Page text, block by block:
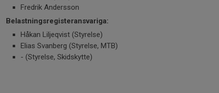
Fredrik Andersson
Belastningsregisteransvariga:
Håkan Liljeqvist (Styrelse)
Elias Svanberg (Styrelse, MTB)
- (Styrelse, Skidskytte)